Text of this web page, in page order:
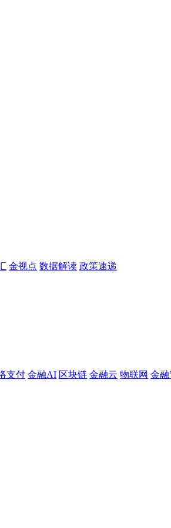
金视点 数据解读 政策速递
支付 金融AI 区块链 金融云 物联网 金融